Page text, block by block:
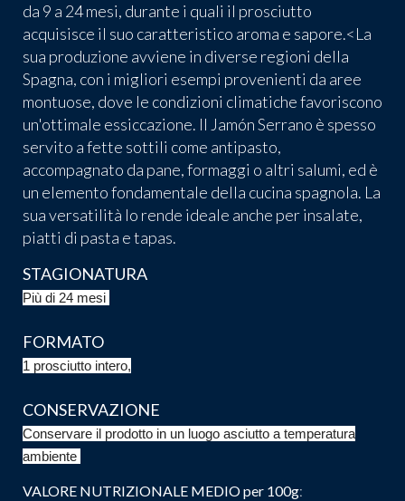
da 9 a 24 mesi, durante i quali il prosciutto
acquisisce il suo caratteristico aroma e sapore.<La
sua produzione avviene in diverse regioni della
Spagna, con i migliori esempi provenienti da aree
montuose, dove le condizioni climatiche favoriscono
un'ottimale essiccazione. Il Jamón Serrano è spesso
servito a fette sottili come antipasto,
accompagnato da pane, formaggi o altri salumi, ed è
un elemento fondamentale della cucina spagnola. La
sua versatilità lo rende ideale anche per insalate,
piatti di pasta e tapas.
STAGIONATURA
Più di 24 mesi
FORMATO
1 prosciutto intero,
CONSERVAZIONE
Conservare il prodotto in un luogo asciutto a temperatura
ambiente
VALORE NUTRIZIONALE MEDIO per 100g: